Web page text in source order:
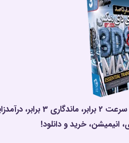
پک حرفه ای یادگیری 0 تا 100 تری دی
انیمیشن، خرید و دانلود!